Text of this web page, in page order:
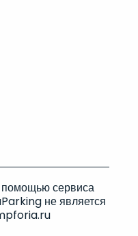
сервиса
не является